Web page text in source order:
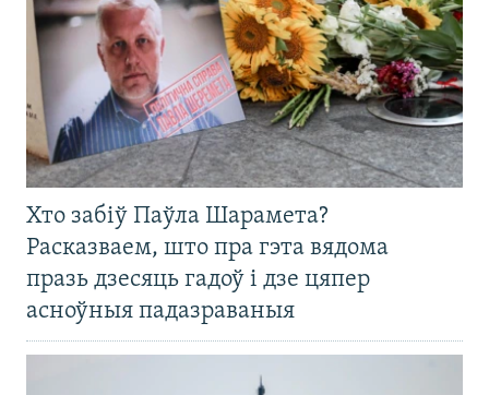
Хто забіў Паўла Шарамета?
Расказваем, што пра гэта вядома
празь дзесяць гадоў і дзе цяпер
асноўныя падазраваныя